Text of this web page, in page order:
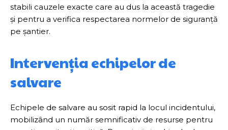
stabili cauzele exacte care au dus la această tragedie
și pentru a verifica respectarea normelor de siguranță
pe șantier.
Intervenția echipelor de
salvare
Echipele de salvare au sosit rapid la locul incidentului,
mobilizând un număr semnificativ de resurse pentru